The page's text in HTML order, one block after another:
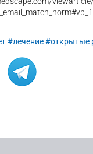
#лечение#открытые